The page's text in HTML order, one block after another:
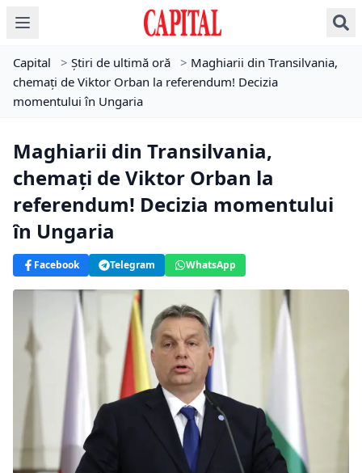
Capital > Știri de ultimă oră > Maghiarii din Transilvania,
chemați de Viktor Orban la referendum! Decizia
momentului în Ungaria
Maghiarii din Transilvania,
chemați de Viktor Orban la
referendum! Decizia momentului
în Ungaria
Facebook Telegram WhatsApp